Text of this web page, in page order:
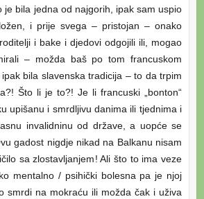
je bila jedna od najgorih, ipak sam uspio
i prije svega – pristojan – onako
i bake i djedovi odgojili ili, mogao
– možda baš po tom francuskom
ipak bila slavenska tradicija – to da trpim
Što li je to?! Je li francuski „bonton“
upišanu i smrdljivu danima ili tjednima i
invalidninu od države, a uopće se
gadost nigdje nikad na Balkanu nisam
sa zlostavljanjem! Ali što to ima veze
mentalno / psihički bolesna pa je njoj
smrdi na mokraću ili možda čak i uživa